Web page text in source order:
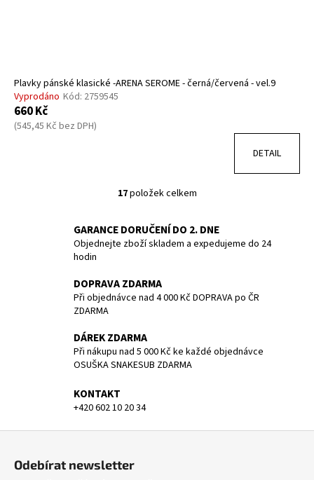
Plavky pánské klasické -ARENA SEROME - černá/červená - vel.9
Vyprodáno Kód: 2759545
660 Kč
(545,45 Kč bez DPH)
DETAIL
O
l
á
a
c
v
k
p
17položek celkem
GARANCE DORUČENÍ DO 2. DNE
Objednejte zboží skladem a expedujeme do 24
hodin
DOPRAVA ZDARMA
Při objednávce nad 4 000 Kč DOPRAVA po ČR
ZDARMA
DÁREK ZDARMA
Při nákupu nad 5 000 Kč ke každé objednávce
OSUŠKA SNAKESUB ZDARMA
KONTAKT
+420 602 10 20 34
Odebírat newsletter